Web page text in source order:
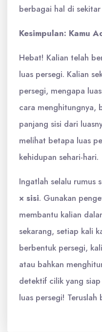
berbagai hal di
Kesimpulan: Kamu
Hebat! Kalian telah
luas persegi. Kalian
persegi, mengapa
cara menghitungnya,
panjang sisi dari
melihat betapa luas
kehidupan sehari-hari.
Ingatlah selalu rumus
× sisi. Gunakan
membantu kalian
sekarang, setiap kali
berbentuk persegi,
atau bahkan
detektif cilik yang
luas persegi!